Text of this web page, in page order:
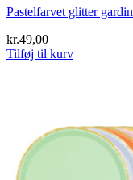
Pastelfarvet glitter gardin
kr.49,00
Tilføj til kurv